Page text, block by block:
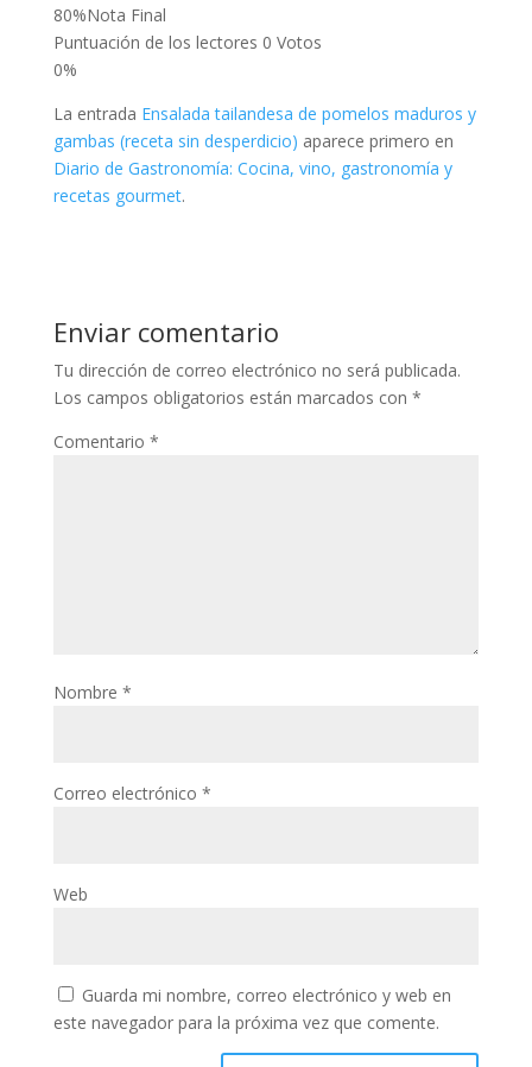
80%Nota Final
Puntuación de los lectores 0 Votos
0%
La entrada Ensalada tailandesa de pomelos maduros y
gambas (receta sin desperdicio) aparece primero en
Diario de Gastronomía: Cocina, vino, gastronomía y
recetas gourmet.
Enviar comentario
Tu dirección de correo electrónico no será publicada.
Los campos obligatorios están marcados con *
Comentario *
Nombre *
Correo electrónico *
Web
Guarda mi nombre, correo electrónico y web en
este navegador para la próxima vez que comente.